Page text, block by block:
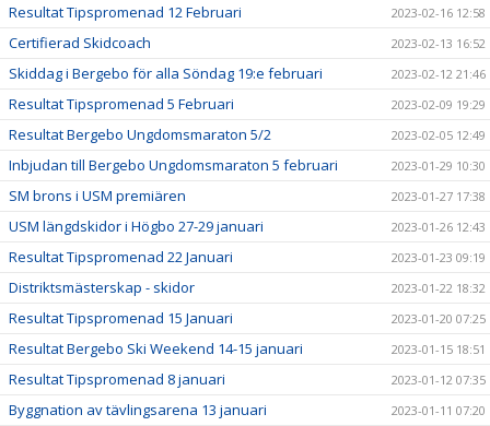
Resultat Tipspromenad 12 Februari 2023-02-16 12:58
Certifierad Skidcoach 2023-02-13 16:52
Skiddag i Bergebo för alla Söndag 19:e februari 2023-02-12 21:46
Resultat Tipspromenad 5 Februari 2023-02-09 19:29
Resultat Bergebo Ungdomsmaraton 5/2 2023-02-05 12:49
Inbjudan till Bergebo Ungdomsmaraton 5 februari 2023-01-29 10:30
SM brons i USM premiären 2023-01-27 17:38
USM längdskidor i Högbo 27-29 januari 2023-01-26 12:43
Resultat Tipspromenad 22 Januari 2023-01-23 09:19
Distriktsmästerskap - skidor 2023-01-22 18:32
Resultat Tipspromenad 15 Januari 2023-01-20 07:25
Resultat Bergebo Ski Weekend 14-15 januari 2023-01-15 18:51
Resultat Tipspromenad 8 januari 2023-01-12 07:35
Byggnation av tävlingsarena 13 januari 2023-01-11 07:20